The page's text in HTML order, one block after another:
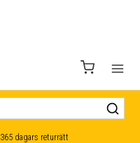
365 dagars returrätt